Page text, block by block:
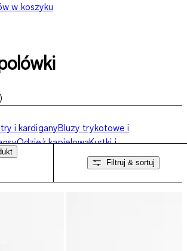
w koszyku
i kardiganyBluzy trykotowe i
Odzież kąpielowaKurtki i
biznesowa SkarpetkiBielizna
Filtruj & sortuj